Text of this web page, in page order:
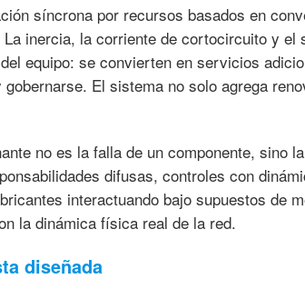
síncrona por recursos basados en
La inercia, la corriente de cortocircuito y el
equipo: se convierten en servicios
El sistema no solo agrega
no es la falla de un componente, sino
difusas, controles con
interactuando bajo supuestos de
la dinámica física real de la red.
diseñada